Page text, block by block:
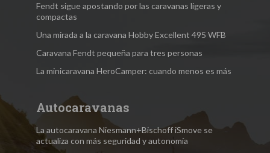
Fendt sigue apostando por las caravanas ligeras y
compactas
Una mirada a la caravana Hobby Excellent 495 WFB
Caravana Fendt pequeña para tres personas
La minicaravana HeroCamper: cuando menos es más
Autocaravanas
La autocaravana Niesmann+Bischoff iSmove se
actualiza con más seguridad y autonomía